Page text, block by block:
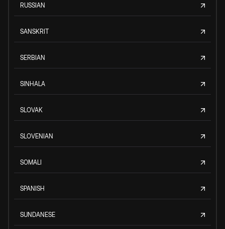
RUSSIAN
SANSKRIT
SERBIAN
SINHALA
SLOVAK
SLOVENIAN
SOMALI
SPANISH
SUNDANESE